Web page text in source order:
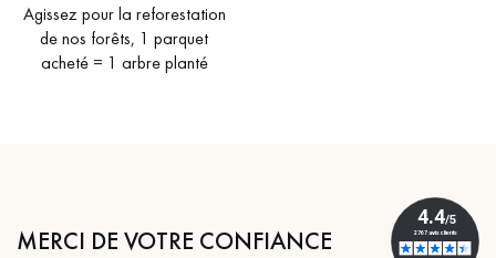
Agissez pour la reforestation
de nos forêts, 1 parquet
acheté = 1 arbre planté
MERCI DE VOTRE CONFIANCE